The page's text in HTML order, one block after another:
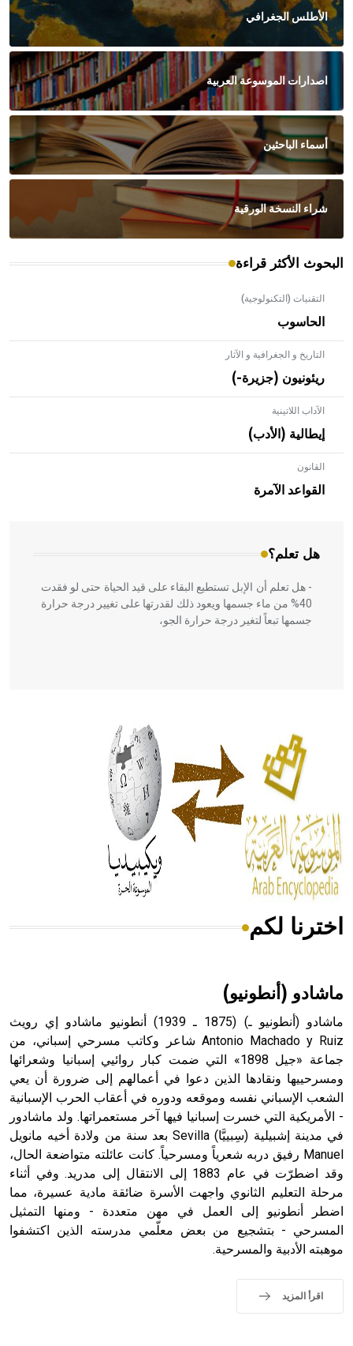
الأطلس الجغرافي
اصدارات الموسوعة العربية
أسماء الباحثين
شراء النسخة الورقية
البحوث الأكثر قراءة
التقنيات (التكنولوجية)
الحاسوب
التاريخ و الجغرافية و الآثار
ريئونيون (جزيرة-)
الآداب اللاتينية
إيطالية (الأدب)
القانون
القواعد الآمرة
هل تعلم؟
- هل تعلم أن الأبلق نوع من الفنون الهندسية التي ارتبطت
بالعمارة الإسلامية في بلاد الشام ومصر خاصة، حيث يحرص
المعمار على بناء مداميكه وخاصة في الواجهات
- هل تعلم أن الإبل تستطيع البقاء على قيد الحياة حتى لو فقدت
40% من ماء جسمها ويعود ذلك لقدرتها على تغيير درجة حرارة
جسمها تبعاً لتغير درجة حرارة الجو،
الحكم، الأدلة، تنظيم التغذية، ورسالته في جروح الرأس. ويعود
له الفضل بأنه حرر الطب من الدين والفلسفة.
- هل تعلم أن المرجان إفراز حيواني يتكون في البحر ويتركب
من مادة كربونات الكلسيوم، وهو أحمر أو شديد الحمرة وهو
أجود أنواعه، ويمتاز بكبر الحجم ويسمى الش
هل تعلم أن الأبسيد كلمة فرنسية اللفظ تم اعتمادها مصطلحاً
- هل تعلم أن أبجر Abgar اسم معروف جيداً يعود إلى عدد من
الملوك الذين حكموا مدينة إديسا (الرها) من أبجر الأول وحتى
التاسع، وهم ينتسبون إلى أسرة أوسروين
- هل تعلم أن الأبجدية الكنعانية تتألف من /22/ علامة كتابية
sign تكتب منفصلة غير متصلة، وتعتمد المبدأ الأكوروفوني،
حيث تقتصر القيمة الصوتية للعلامة الك
اخترنا لكم
ماشادو (أنطونيو)
ماشادو (أنطونيو ـ) (1875 ـ 1939) أنطونيو ماشادو إي رويث
Antonio Machado y Ruiz شاعر وكاتب مسرحي إسباني، من
جماعة «جيل 1898» التي ضمت كبار روائيي إسبانيا وشعرائها
ومسرحييها ونقادها الذين دعوا في أعمالهم إلى ضرورة أن يعي
الشعب الإسباني نفسه وموقعه ودوره في أعقاب الحرب الإسبانية
- الأمريكية التي خسرت إسبانيا فيها آخر مستعمراتها. ولد ماشادور
في مدينة إشبيلية (سِبييَّا) Sevilla بعد سنة من ولادة أخيه مانويل
Manuel رفيق دربه شعرياً ومسرحياً. كانت عائلته متواضعة الحال،
وقد اضطرّت في عام 1883 إلى الانتقال إلى مدريد. وفي أثناء
مرحلة التعليم الثانوي واجهت الأسرة ضائقة مادية عسيرة، مما
اضطر أنطونيو إلى العمل في مهن متعددة - ومنها التمثيل
المسرحي - بتشجيع من بعض معلّمي مدرسته الذين اكتشفوا
موهبته الأدبية والمسرحية.
اقرأ المزيد